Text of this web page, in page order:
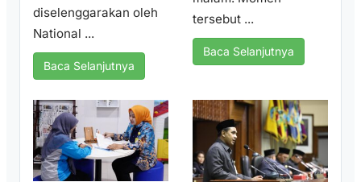
diselenggarakan oleh
National ...
Baca Selanjutnya
tersebut ...
Baca Selanjutnya